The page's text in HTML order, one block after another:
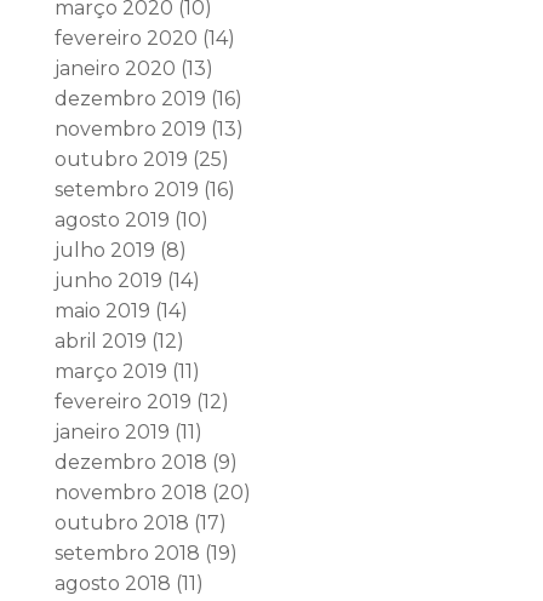
março 2020 (10)
fevereiro 2020 (14)
janeiro 2020 (13)
dezembro 2019 (16)
novembro 2019 (13)
outubro 2019 (25)
setembro 2019 (16)
agosto 2019 (10)
julho 2019 (8)
junho 2019 (14)
maio 2019 (14)
abril 2019 (12)
março 2019 (11)
fevereiro 2019 (12)
janeiro 2019 (11)
dezembro 2018 (9)
novembro 2018 (20)
outubro 2018 (17)
setembro 2018 (19)
agosto 2018 (11)